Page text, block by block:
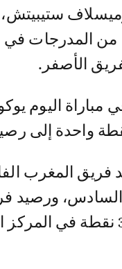
ستيبيتش،
من المدرجات في
الأصفر.
مباراة اليوم
واحدة إلى
ورصيد